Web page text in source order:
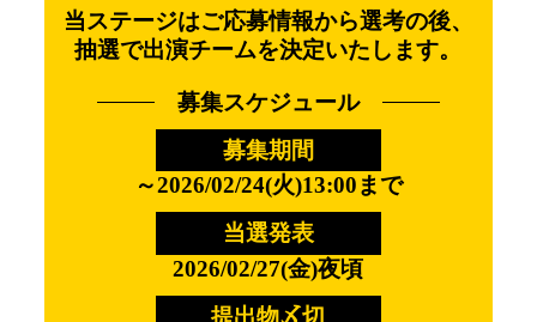
当ステージはご応募情報から選考の後、
抽選で出演チームを決定いたします。
募集スケジュール
募集期間
～2026/02/24(火)13:00まで
当選発表
2026/02/27(金)夜頃
提出物〆切